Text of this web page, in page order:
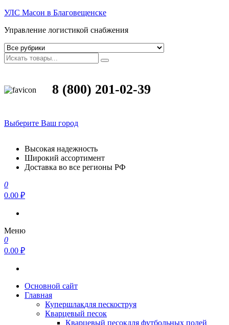
УЛС Масон в Благовещенске
Управление логистикой снабжения
8 (800) 201-02-39
Выберите Ваш город
Высокая надежность
Широкий ассортимент
Доставка во все регионы РФ
0
0.00 ₽
Меню
0
0.00 ₽
Основной сайт
Главная
Купершлакдля пескоструя
Кварцевый песок
Кварцевый песокдля футбольных полей